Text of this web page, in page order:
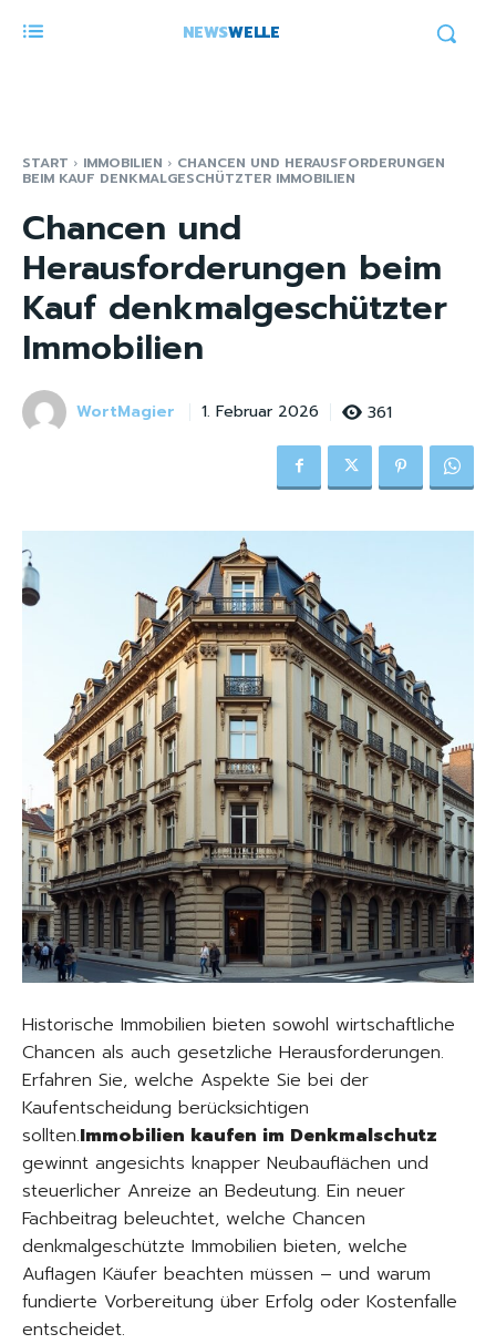
NEWSWELLE
START IMMOBILIEN CHANCEN UND HERAUSFORDERUNGEN
BEIM KAUF DENKMALGESCHÜTZTER IMMOBILIEN
Chancen und
Herausforderungen beim
Kauf denkmalgeschützter
Immobilien
WortMagier 1. Februar 2026 361
Historische Immobilien bieten sowohl wirtschaftliche
Chancen als auch gesetzliche Herausforderungen.
Erfahren Sie, welche Aspekte Sie bei der
Kaufentscheidung berücksichtigen
sollten.Immobilien kaufen im Denkmalschutz
gewinnt angesichts knapper Neubauflächen und
steuerlicher Anreize an Bedeutung. Ein neuer
Fachbeitrag beleuchtet, welche Chancen
denkmalgeschützte Immobilien bieten, welche
Auflagen Käufer beachten müssen – und warum
fundierte Vorbereitung über Erfolg oder Kostenfalle
entscheidet.